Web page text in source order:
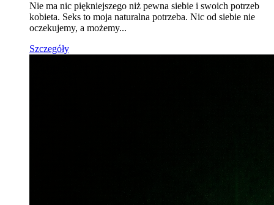
Nie ma nic piękniejszego niż pewna siebie i swoich potrzeb
kobieta. Seks to moja naturalna potrzeba. Nic od siebie nie
oczekujemy, a możemy...
Szczegóły